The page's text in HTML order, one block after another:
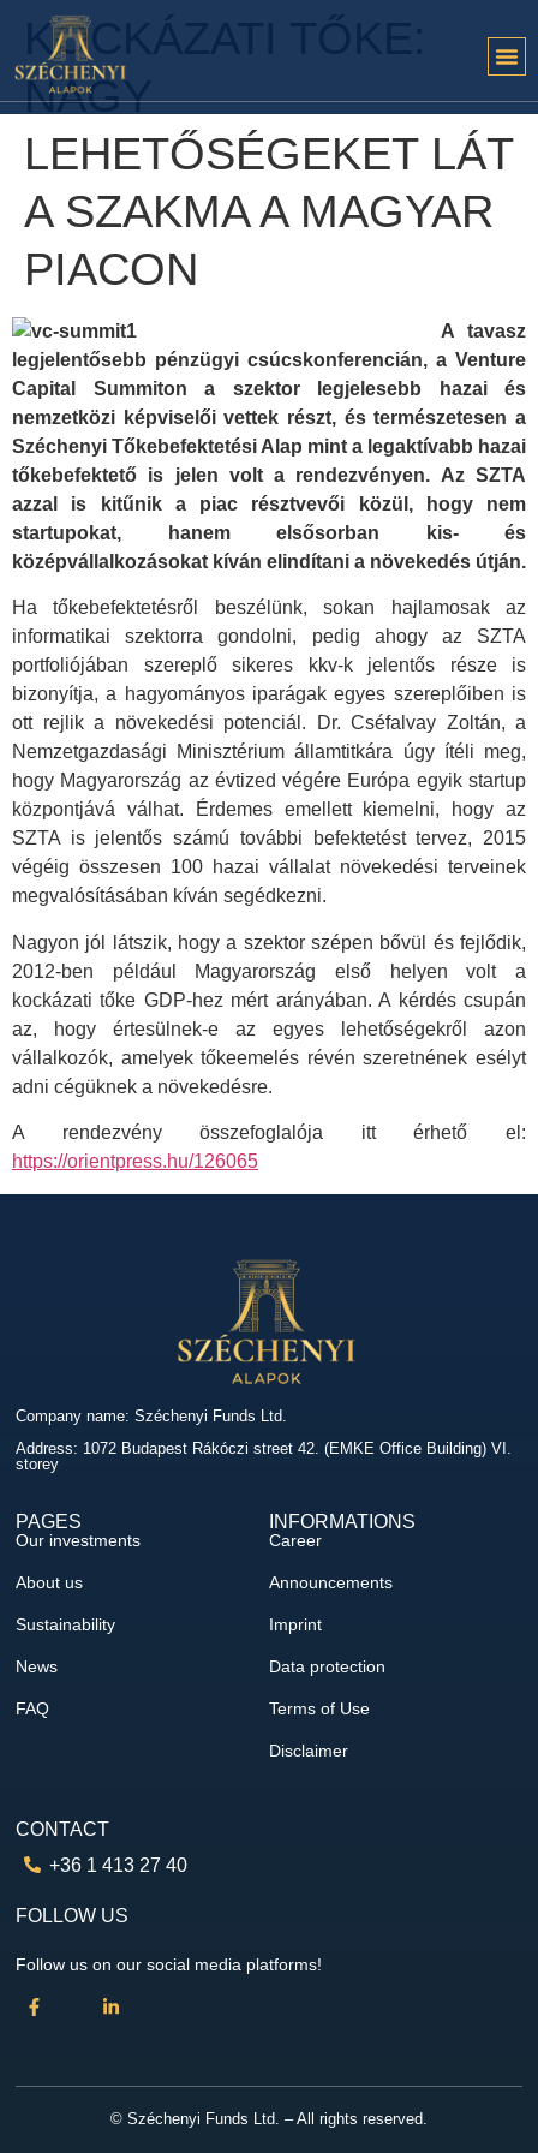
KOCKÁZATI TŐKE:
NAGY
LEHETŐSÉGEKET LÁT
A SZAKMA A MAGYAR
PIACON
A tavasz
legjelentősebb pénzügyi csúcskonferencián, a Venture
Capital Summiton a szektor legjelesebb hazai és
nemzetközi képviselői vettek részt, és természetesen a
Széchenyi Tőkebefektetési Alap mint a legaktívabb hazai
tőkebefektető is jelen volt a rendezvényen. Az SZTA
azzal is kitűnik a piac résztvevői közül, hogy nem
startupokat, hanem elsősorban kis- és
középvállalkozásokat kíván elindítani a növekedés útján.
Ha tőkebefektetésről beszélünk, sokan hajlamosak az
informatikai szektorra gondolni, pedig ahogy az SZTA
portfoliójában szereplő sikeres kkv-k jelentős része is
bizonyítja, a hagyományos iparágak egyes szereplőiben is
ott rejlik a növekedési potenciál. Dr. Cséfalvay Zoltán, a
Nemzetgazdasági Minisztérium államtitkára úgy ítéli meg,
hogy Magyarország az évtized végére Európa egyik startup
központjává válhat. Érdemes emellett kiemelni, hogy az
SZTA is jelentős számú további befektetést tervez, 2015
végéig összesen 100 hazai vállalat növekedési terveinek
megvalósításában kíván segédkezni.
Nagyon jól látszik, hogy a szektor szépen bővül és fejlődik,
2012-ben például Magyarország első helyen volt a
kockázati tőke GDP-hez mért arányában. A kérdés csupán
az, hogy értesülnek-e az egyes lehetőségekről azon
vállalkozók, amelyek tőkeemelés révén szeretnének esélyt
adni cégüknek a növekedésre.
A rendezvény összefoglalója itt érhető el:
https://orientpress.hu/126065
Company name: Széchenyi Funds Ltd.
Address: 1072 Budapest Rákóczi street 42. (EMKE Office Building) VI.
storey
PAGES
Our investments
About us
Sustainability
News
FAQ
INFORMATIONS
Career
Announcements
Imprint
Data protection
Terms of Use
Disclaimer
CONTACT
+36 1 413 27 40
FOLLOW US
Follow us on our social media platforms!
© Széchenyi Funds Ltd. – All rights reserved.